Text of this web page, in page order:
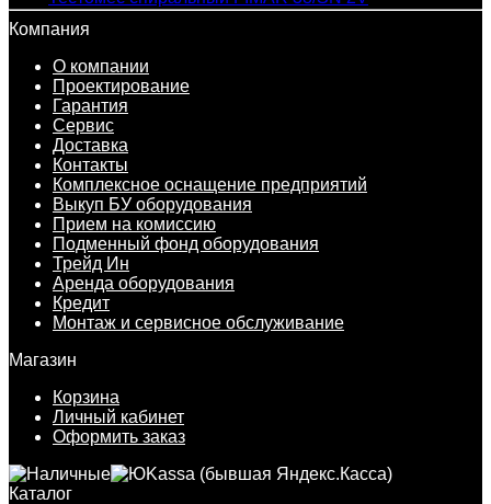
Компания
О компании
Проектирование
Гарантия
Сервис
Доставка
Контакты
Комплексное оснащение предприятий
Выкуп БУ оборудования
Прием на комиссию
Подменный фонд оборудования
Трейд Ин
Аренда оборудования
Кредит
Монтаж и сервисное обслуживание
Магазин
Корзина
Личный кабинет
Оформить заказ
Каталог